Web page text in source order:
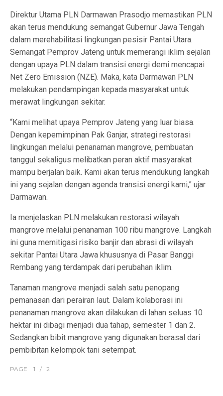
Direktur Utama PLN Darmawan Prasodjo memastikan PLN
akan terus mendukung semangat Gubernur Jawa Tengah
dalam merehabilitasi lingkungan pesisir Pantai Utara.
Semangat Pemprov Jateng untuk memerangi iklim sejalan
dengan upaya PLN dalam transisi energi demi mencapai
Net Zero Emission (NZE). Maka, kata Darmawan PLN
melakukan pendampingan kepada masyarakat untuk
merawat lingkungan sekitar.
“Kami melihat upaya Pemprov Jateng yang luar biasa.
Dengan kepemimpinan Pak Ganjar, strategi restorasi
lingkungan melalui penanaman mangrove, pembuatan
tanggul sekaligus melibatkan peran aktif masyarakat
mampu berjalan baik. Kami akan terus mendukung langkah
ini yang sejalan dengan agenda transisi energi kami,” ujar
Darmawan.
Ia menjelaskan PLN melakukan restorasi wilayah
mangrove melalui penanaman 100 ribu mangrove. Langkah
ini guna memitigasi risiko banjir dan abrasi di wilayah
sekitar Pantai Utara Jawa khususnya di Pasar Banggi
Rembang yang terdampak dari perubahan iklim.
Tanaman mangrove menjadi salah satu penopang
pemanasan dari perairan laut. Dalam kolaborasi ini
penanaman mangrove akan dilakukan di lahan seluas 10
hektar ini dibagi menjadi dua tahap, semester 1 dan 2.
Sedangkan bibit mangrove yang digunakan berasal dari
pembibitan kelompok tani setempat.
PAGE 1 / 2